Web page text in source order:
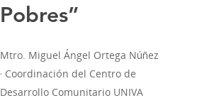
Pobres”
Mtro. Miguel Ángel Ortega Núñez
· Coordinación del Centro de
Desarrollo Comunitario UNIVA